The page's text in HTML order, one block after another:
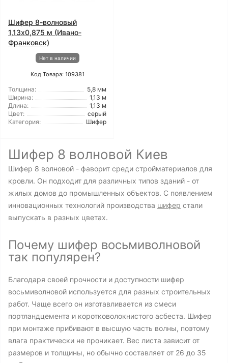
Шифер 8-волновый
1,13x0,875 м (Ивано-
Франковск)
Нет в наличии
Код Товара: 109381
Толщина:
5,8 мм
Ширина:
1,13 м
Длина:
1,13 м
Цвет:
серый
Категория:
Шифер
Шифер 8 волновой Киев
Шифер 8 волновой - фаворит среди стройматериалов для
кровли. Он подходит для различных типов зданий - от
жилых домов до промышленных объектов. С появлением
инновационных технологий производства шифер стали
выпускать в разных цветах.
Почему шифер восьмиволновой
так популярен?
Благодаря своей прочности и доступности шифер
восьмиволновой используется для разных строительных
работ. Чаще всего он изготавливается из смеси
портландцемента и коротковолокнистого асбеста. Шифер
при монтаже прибивают в высшую часть волны, поэтому
влага практически не проникает. Вес листа зависит от
размеров и толщины, но обычно составляет от 26 до 35